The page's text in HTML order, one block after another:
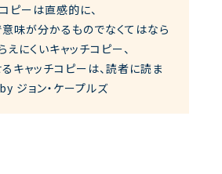
ピーは直感的に、
味が分かるものでなくてはなら
えにくいキャッチコピー、
キャッチコピーは、読者に読ま
ジョン・ケープルズ